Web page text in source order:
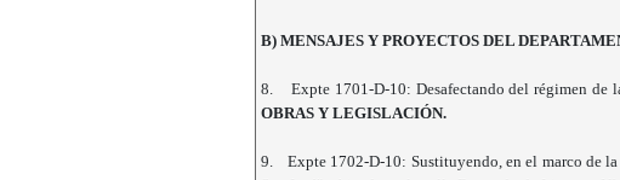
B) MENSAJES Y PROYECTOS DEL
8.
Expte 1701-D-10: Desafectando del régimen
OBRAS Y LEGISLACIÓN.
9.
Expte 1702-D-10: Sustituyendo, en el marco de